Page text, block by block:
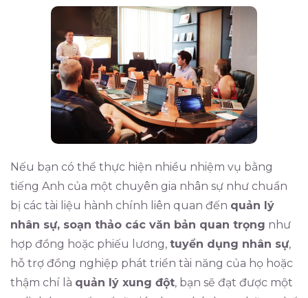
Nếu bạn có thể thực hiện nhiều nhiệm vụ bằng
tiếng Anh của một chuyên gia nhân sự như chuẩn
bị các tài liệu hành chính liên quan đến quản lý
nhân sự, soạn thảo các văn bản quan trọng như
hợp đồng hoặc phiếu lương, tuyển dụng nhân sự,
hỗ trợ đồng nghiệp phát triển tài năng của họ hoặc
thậm chí là quản lý xung đột, bạn sẽ đạt được một